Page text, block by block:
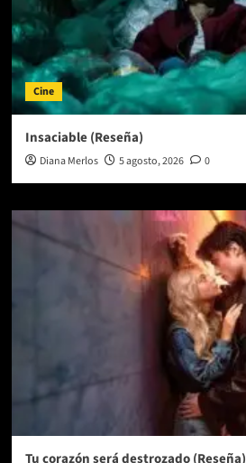
Cine
Insaciable (Reseña)
Diana Merlos 5 agosto, 2026 0
Tu corazón será destrozado (Reseña)